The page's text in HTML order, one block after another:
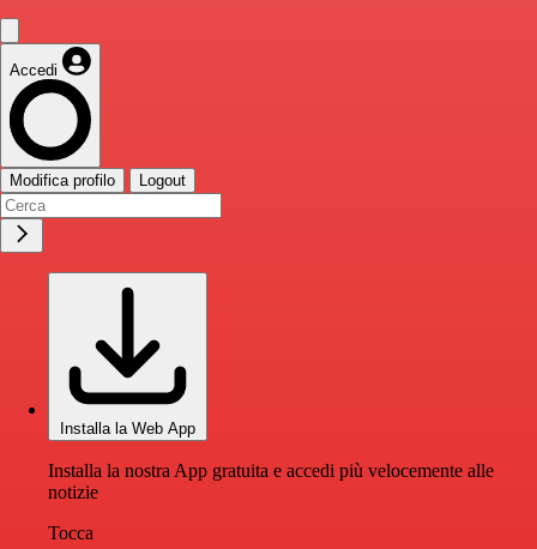
Accedi
Modifica profilo Logout
Installa la Web App
Installa la nostra App gratuita e accedi più velocemente alle
notizie
Tocca